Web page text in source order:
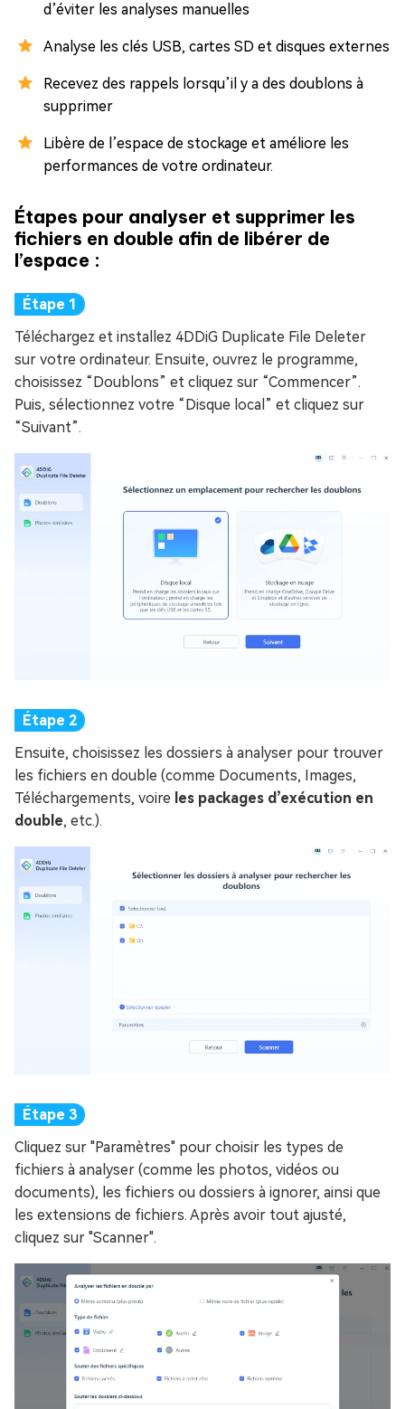
d’éviter les analyses manuelles
Analyse les clés USB, cartes SD et disques externes
Recevez des rappels lorsqu’il y a des doublons à
supprimer
Libère de l’espace de stockage et améliore les
performances de votre ordinateur.
Étapes pour analyser et supprimer les
fichiers en double afin de libérer de
l’espace :
Téléchargez et installez 4DDiG Duplicate File Deleter
sur votre ordinateur. Ensuite, ouvrez le programme,
choisissez “Doublons” et cliquez sur “Commencer”.
Puis, sélectionnez votre “Disque local” et cliquez sur
“Suivant”.
Ensuite, choisissez les dossiers à analyser pour trouver
les fichiers en double (comme Documents, Images,
Téléchargements, voire les packages d’exécution en
double, etc.).
Cliquez sur "Paramètres" pour choisir les types de
fichiers à analyser (comme les photos, vidéos ou
documents), les fichiers ou dossiers à ignorer, ainsi que
les extensions de fichiers. Après avoir tout ajusté,
cliquez sur "Scanner".